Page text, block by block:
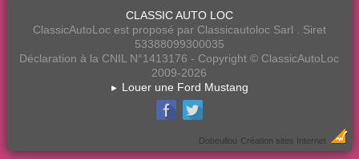
CLASSIC AUTO LOC
ClassicAutoLoc est proposé par Classicautoloc Sarl . Siret
53388099300035
Déclaration à la CNIL N°1413176 - Copyright © ClassicAutoLoc
2009-2026
► Louer une Ford Mustang
Dobeuliou Création sites Internet